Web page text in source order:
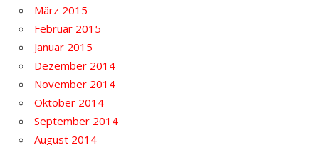
März 2015
Februar 2015
Januar 2015
Dezember 2014
November 2014
Oktober 2014
September 2014
August 2014